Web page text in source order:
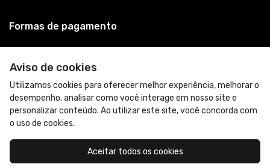
Aviso de cookies
Utilizamos cookies para oferecer melhor experiência, melhorar o
desempenho, analisar como você interage em nosso site e
personalizar conteúdo. Ao utilizar este site, você concorda com
o uso de cookies.
Aceitar todos os cookies
Formas de pagamento
Acompanhe-nos: